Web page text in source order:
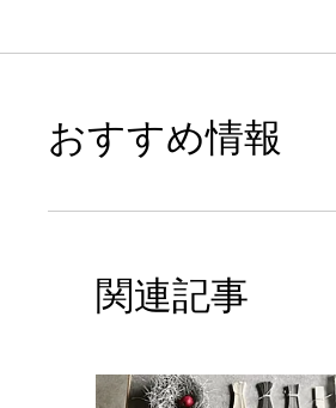
おすすめ情報
関連記事